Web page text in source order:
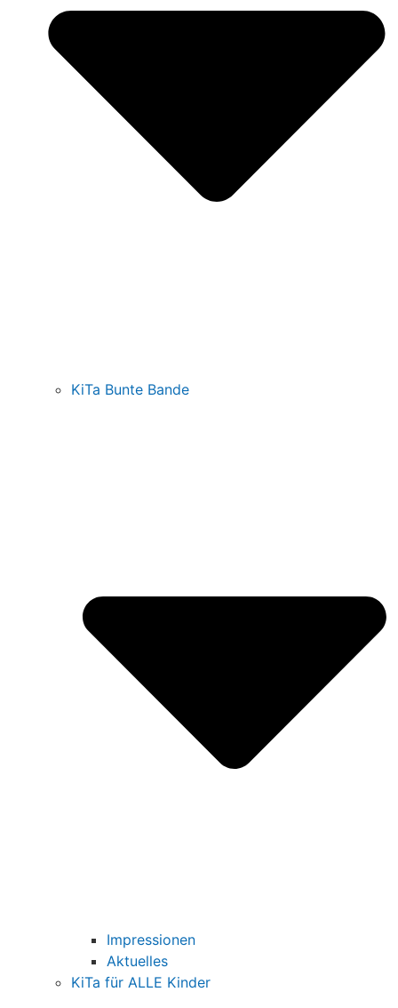
KiTa Bunte Bande
Impressionen
Aktuelles
KiTa für ALLE Kinder